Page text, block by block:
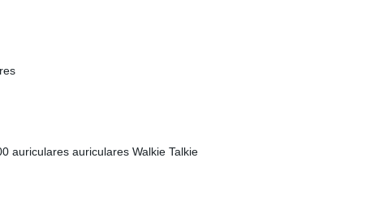
auriculares auriculares Walkie Talkie